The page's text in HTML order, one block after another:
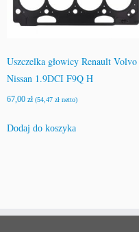
Uszczelka głowicy Renault Volvo
Nissan 1.9DCI F9Q H
67,00 zł (54,47 zł netto)
Dodaj do koszyka